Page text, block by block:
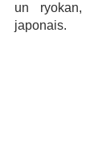
un ryokan,
japonais.